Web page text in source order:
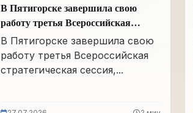
В Пятигорске завершила свою
работу третья Всероссийская
стратегическая сессия
В Пятигорске завершила свою
работу третья Всероссийская
стратегическая сессия,...